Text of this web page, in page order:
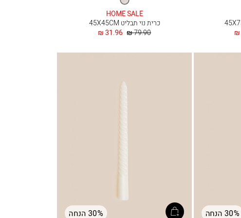
HOME SALE
כרית נוי תבליט 45X45CM
החל
31.96 ₪ מחיר
79.90 ₪
30% הנחה 30% הנחה